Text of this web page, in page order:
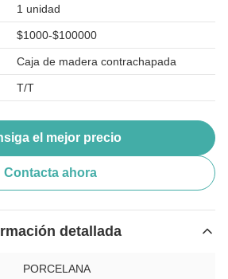
1 unidad
$1000-$100000
Caja de madera contrachapada
T/T
el mejor precio
Contacta ahora
detallada
PORCELANA